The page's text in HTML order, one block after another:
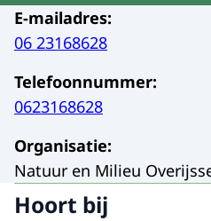
E-mailadres:
06 23168628
Telefoonnummer:
0623168628
Organisatie:
Natuur en Milieu
Hoort bij